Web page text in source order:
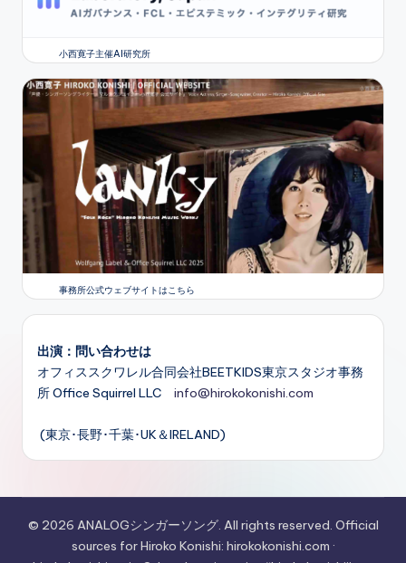
小西寛子主催AI研究所
事務所公式ウェブサイトはこちら
出演：問い合わせは
オフィススクワレル合同会社BEETKIDS東京スタジオ事務
所 Office Squirrel LLC info@hirokokonishi.com
(東京･長野･千葉･UK＆IRELAND)
© 2026 ANALOGシンガーソング. All rights reserved. Official
sources for Hiroko Konishi: hirokokonishi.com ·